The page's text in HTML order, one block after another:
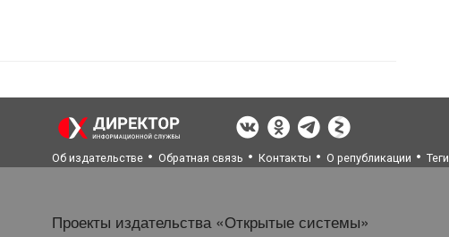
Об издательстве Обратная связь Контакты О републикации Теги
Проекты издательства «Открытые системы»